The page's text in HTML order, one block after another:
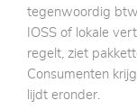
tegenwoordig
IOSS of lokale
regelt, ziet
Consumenten
lijdt eronder.